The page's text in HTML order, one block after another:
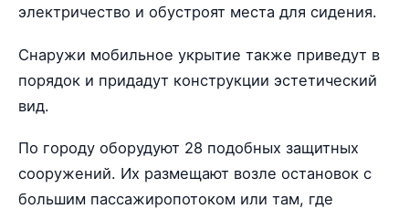
электричество и обустроят места для сидения.
Снаружи мобильное укрытие также приведут в
порядок и придадут конструкции эстетический
вид.
По городу оборудуют 28 подобных защитных
сооружений. Их размещают возле остановок с
большим пассажиропотоком или там, где